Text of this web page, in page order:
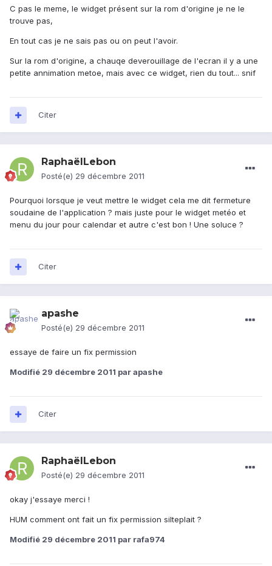
C pas le meme, le widget présent sur la rom d'origine je ne le
trouve pas,
En tout cas je ne sais pas ou on peut l'avoir.
Sur la rom d'origine, a chauqe deverouillage de l'ecran il y a une
petite annimation metoe, mais avec ce widget, rien du tout... snif
Citer
RaphaëlLebon
Posté(e) 29 décembre 2011
Pourquoi lorsque je veut mettre le widget cela me dit fermeture
soudaine de l'application ? mais juste pour le widget metéo et
menu du jour pour calendar et autre c'est bon ! Une soluce ?
Citer
apashe
Posté(e) 29 décembre 2011
essaye de faire un fix permission
Modifié 29 décembre 2011 par apashe
Citer
RaphaëlLebon
Posté(e) 29 décembre 2011
okay j'essaye merci !
HUM comment ont fait un fix permission silteplait ?
Modifié 29 décembre 2011 par rafa974